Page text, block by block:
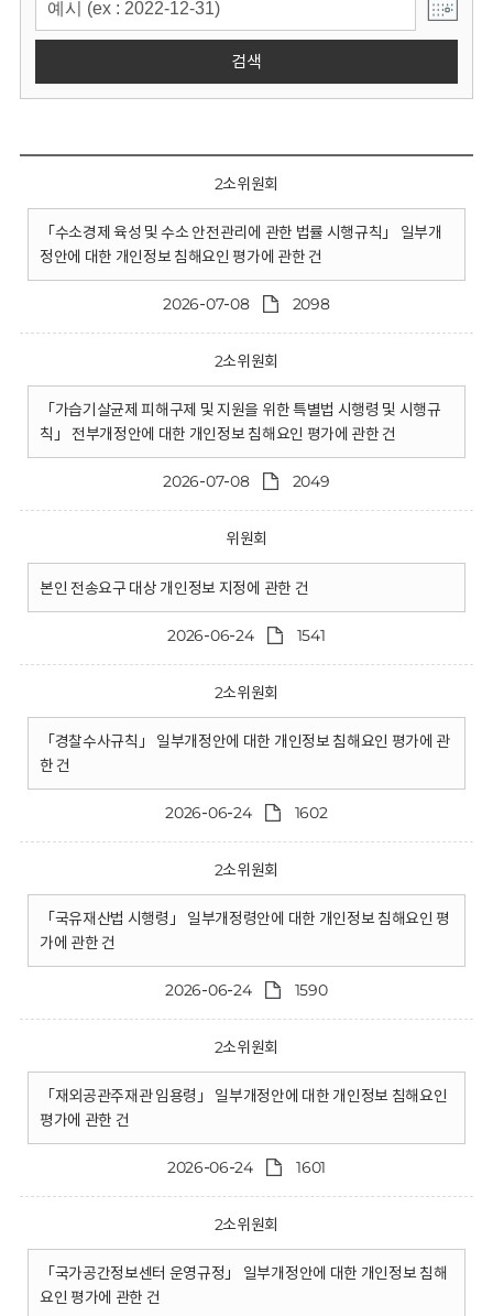
검색
2소위원회
「수소경제 육성 및 수소 안전관리에 관한 법률 시행규칙」 일부개
정안에 대한 개인정보 침해요인 평가에 관한 건
2026-07-08 2098
2소위원회
「가습기살균제 피해구제 및 지원을 위한 특별법 시행령 및 시행규
칙」 전부개정안에 대한 개인정보 침해요인 평가에 관한 건
2026-07-08 2049
위원회
본인 전송요구 대상 개인정보 지정에 관한 건
2026-06-24 1541
2소위원회
「경찰수사규칙」 일부개정안에 대한 개인정보 침해요인 평가에 관
한 건
2026-06-24 1602
2소위원회
「국유재산법 시행령」 일부개정령안에 대한 개인정보 침해요인 평
가에 관한 건
2026-06-24 1590
2소위원회
「재외공관주재관 임용령」 일부개정안에 대한 개인정보 침해요인
평가에 관한 건
2026-06-24 1601
2소위원회
「국가공간정보센터 운영규정」 일부개정안에 대한 개인정보 침해
요인 평가에 관한 건